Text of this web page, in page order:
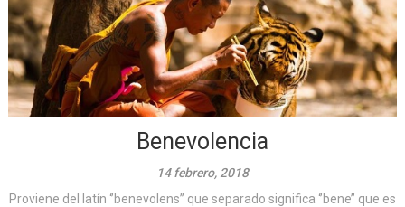
Benevolencia
14 febrero, 2018
Proviene del latín ‘’benevolens’’ que separado significa ‘’bene’’ que es